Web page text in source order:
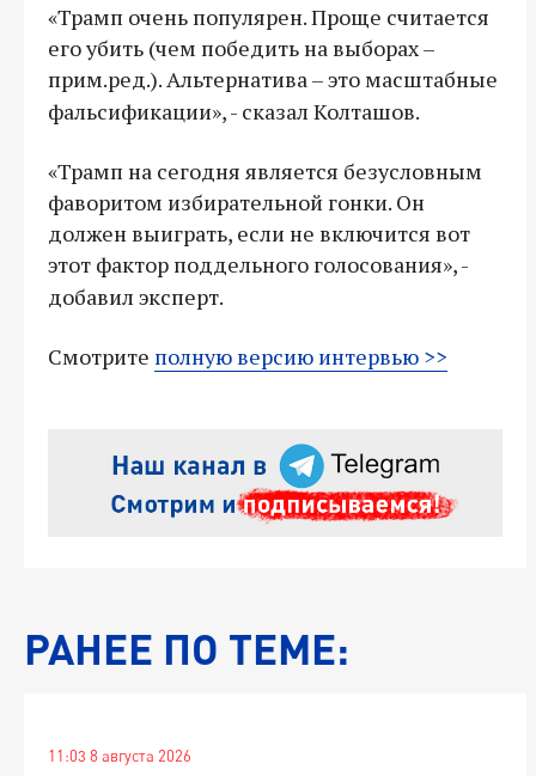
«Трамп очень популярен. Проще считается
его убить (чем победить на выборах –
прим.ред.). Альтернатива – это масштабные
фальсификации», - сказал Колташов.
«Трамп на сегодня является безусловным
фаворитом избирательной гонки. Он
должен выиграть, если не включится вот
этот фактор поддельного голосования», -
добавил эксперт.
Смотрите полную версию интервью >>
РАНЕЕ ПО ТЕМЕ:
11:03 8 августа 2026